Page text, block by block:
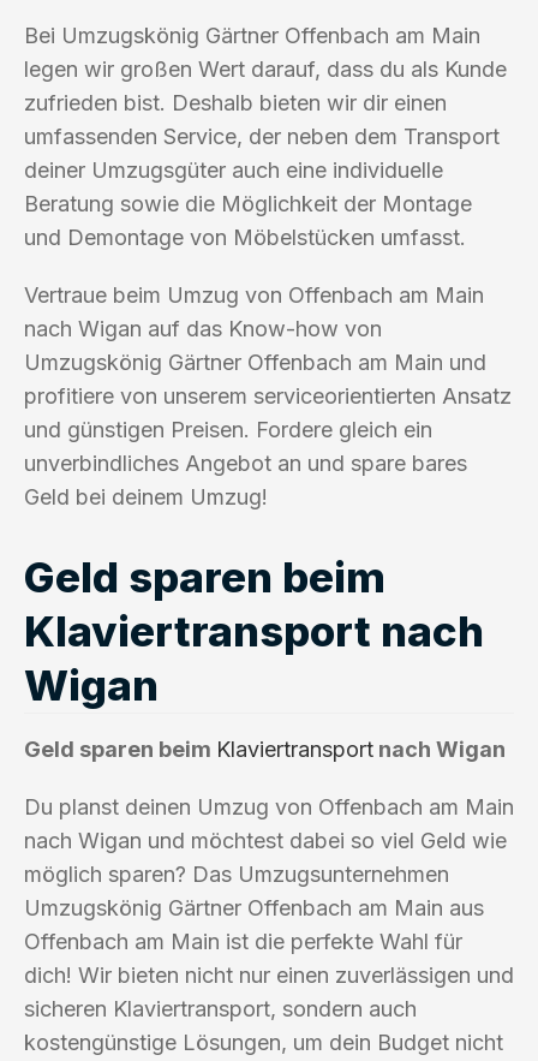
Bei Umzugskönig Gärtner Offenbach am Main
legen wir großen Wert darauf, dass du als Kunde
zufrieden bist. Deshalb bieten wir dir einen
umfassenden Service, der neben dem Transport
deiner Umzugsgüter auch eine individuelle
Beratung sowie die Möglichkeit der Montage
und Demontage von Möbelstücken umfasst.
Vertraue beim Umzug von Offenbach am Main
nach Wigan auf das Know-how von
Umzugskönig Gärtner Offenbach am Main und
profitiere von unserem serviceorientierten Ansatz
und günstigen Preisen. Fordere gleich ein
unverbindliches Angebot an und spare bares
Geld bei deinem Umzug!
Geld sparen beim
Klaviertransport nach
Wigan
Geld sparen beim Klaviertransport nach Wigan
Du planst deinen Umzug von Offenbach am Main
nach Wigan und möchtest dabei so viel Geld wie
möglich sparen? Das Umzugsunternehmen
Umzugskönig Gärtner Offenbach am Main aus
Offenbach am Main ist die perfekte Wahl für
dich! Wir bieten nicht nur einen zuverlässigen und
sicheren Klaviertransport, sondern auch
kostengünstige Lösungen, um dein Budget nicht